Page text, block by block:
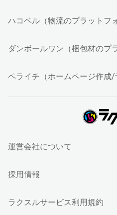
ハコベル（物流のプラットフ
ダンボールワン（梱包材のプ
ペライチ（ホームページ作成/
運営会社について
採用情報
ラクスルサービス利用規約